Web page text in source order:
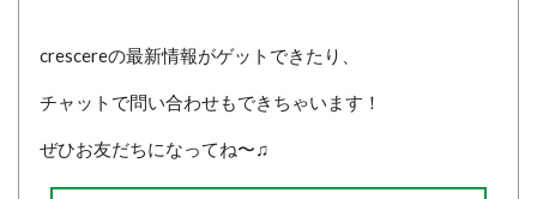
crescereの最新情報がゲットできたり、
チャットで問い合わせもできちゃいます！
ぜひお友だちになってね〜♫